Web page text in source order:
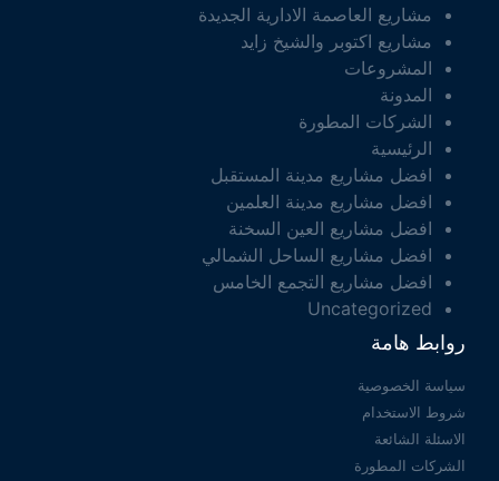
مشاريع العاصمة الادارية الجديدة
مشاريع اكتوبر والشيخ زايد
المشروعات
المدونة
الشركات المطورة
الرئيسية
افضل مشاريع مدينة المستقبل
افضل مشاريع مدينة العلمين
افضل مشاريع العين السخنة
افضل مشاريع الساحل الشمالي
افضل مشاريع التجمع الخامس
Uncategorized
روابط هامة
سياسة الخصوصية
شروط الاستخدام
الاسئلة الشائعة
الشركات المطورة